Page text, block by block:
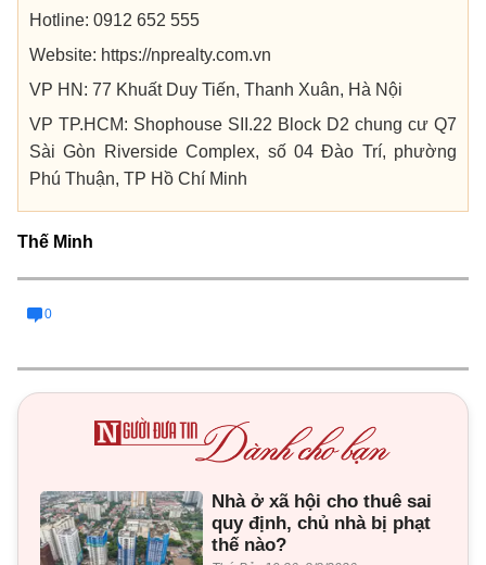
Hotline: 0912 652 555
Website: https://nprealty.com.vn
VP HN: 77 Khuất Duy Tiến, Thanh Xuân, Hà Nội
VP TP.HCM: Shophouse SII.22 Block D2 chung cư Q7
Sài Gòn Riverside Complex, số 04 Đào Trí, phường
Phú Thuận, TP Hồ Chí Minh
Thế Minh
0
Nhà ở xã hội cho thuê sai
quy định, chủ nhà bị phạt
thế nào?